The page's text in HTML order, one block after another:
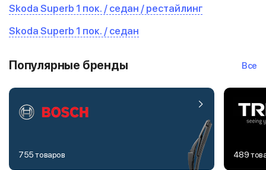
Skoda Superb 1 пок. / седан / рестайлинг
Skoda Superb 1 пок. / седан
Популярные бренды Все
755 товаров 489